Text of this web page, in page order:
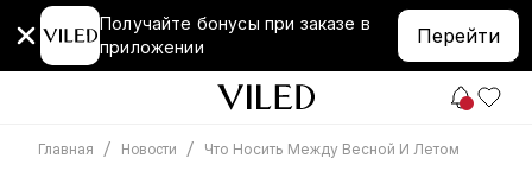
Получайте бонусы при заказе в
приложении
Перейти
Главная / Новости / Что Носить Между Весной И Летом